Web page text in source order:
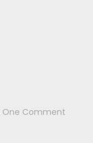
One Comment